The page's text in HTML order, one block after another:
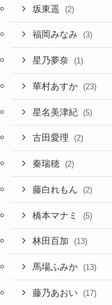
坂東遥 (2)
福岡みなみ (3)
星乃夢奈 (1)
華村あすか (23)
星名美津紀 (5)
古田愛理 (2)
秦瑞穂 (2)
藤白れもん (2)
橋本マナミ (5)
林田百加 (13)
馬場ふみか (13)
藤乃あおい (17)